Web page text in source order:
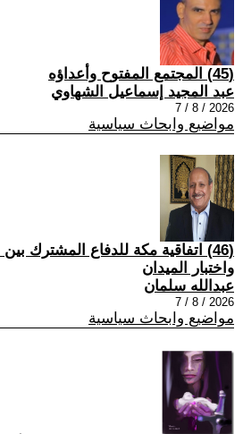
(45) المجتمع المفتوح وأعداؤه
عبد المجيد إسماعيل الشهاوي
2026 / 8 / 7
مواضيع وابحاث سياسية
(46) اتفاقية مكة للدفاع المشترك
واختبار الميدان
عبدالله سلمان
2026 / 8 / 7
مواضيع وابحاث سياسية